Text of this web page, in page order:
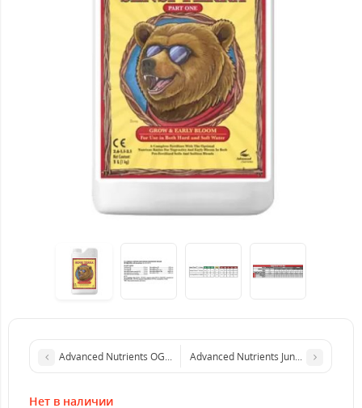
Advanced Nutrients OG Organics™ ANCIENT EARTH (1L)
Advanced Nutrients Jungle Juice
Нет в наличии